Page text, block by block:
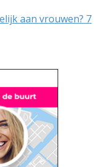
aan vrouwen? 7